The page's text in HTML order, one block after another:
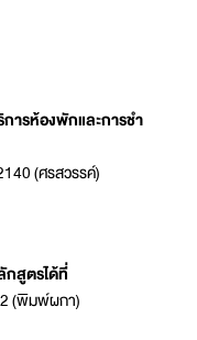
ารห้องพักและการชํา
(ศรสวรรค์)
กสูตรได้ที่
(พิมพ์ผกา)